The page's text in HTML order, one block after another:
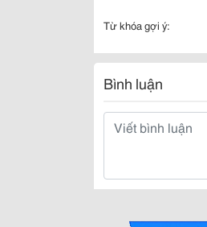
Từ khóa gợi ý:
Bình luận